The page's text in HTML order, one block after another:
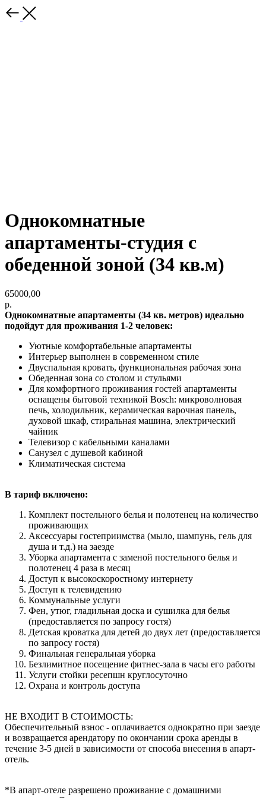
Однокомнатные
апартаменты-студия с
обеденной зоной (34 кв.м)
65000,00
р.
Однокомнатные апартаменты (34 кв. метров) идеально
подойдут для проживания 1-2 человек:
Уютные комфортабельные апартаменты
Интерьер выполнен в современном стиле
Двуспальная кровать, функциональная рабочая зона
Обеденная зона со столом и стульями
Для комфортного проживания гостей апартаменты
оснащены бытовой техникой Bosch: микроволновая
печь, холодильник, керамическая варочная панель,
духовой шкаф, стиральная машина, электрический
чайник
Телевизор с кабельными каналами
Санузел с душевой кабиной
Климатическая система
В тариф включено:
Комплект постельного белья и полотенец на количество
проживающих
Аксессуары гостеприимства (мыло, шампунь, гель для
душа и т.д.) на заезде
Уборка апартамента с заменой постельного белья и
полотенец 4 раза в месяц
Доступ к высокоскоростному интернету
Доступ к телевидению
Коммунальные услуги
Фен, утюг, гладильная доска и сушилка для белья
(предоставляется по запросу гостя)
Детская кроватка для детей до двух лет (предоставляется
по запросу гостя)
Финальная генеральная уборка
Безлимитное посещение фитнес-зала в часы его работы
Услуги стойки ресепшн круглосуточно
Охрана и контроль доступа
НЕ ВХОДИТ В СТОИМОСТЬ:
Обеспечительный взнос - оплачивается однократно при заезде
и возвращается арендатору по окончании срока аренды в
течение 3-5 дней в зависимости от способа внесения в апарт-
отель.
*В апарт-отеле разрешено проживание с домашними